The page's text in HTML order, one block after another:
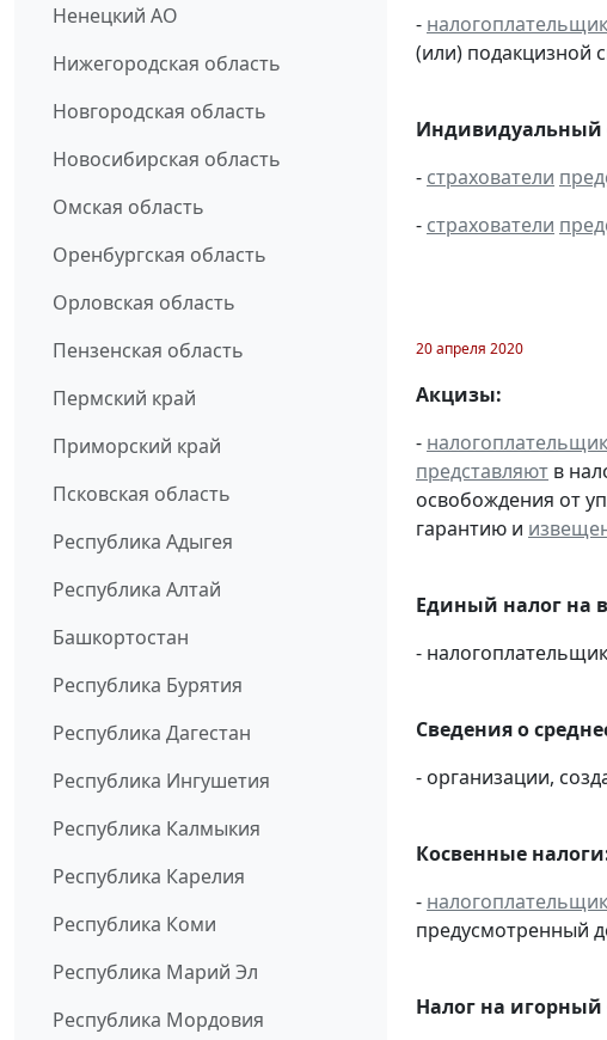
Ненецкий АО
Нижегородская область
Новгородская область
Новосибирская область
Омская область
Оренбургская область
Орловская область
Пензенская область
Пермский край
Приморский край
Псковская область
Республика Адыгея
Республика Алтай
Башкортостан
Республика Бурятия
Республика Дагестан
Республика Ингушетия
Республика Калмыкия
Республика Карелия
Республика Коми
Республика Марий Эл
Республика Мордовия
-
(или) подакцизной
Индивидуальный
- страхователи
- страхователи
20 апреля 2020
Акцизы:
-
представляют в
освобождения от
гарантию и
Единый налог на
-
Сведения о
- организации,
Косвенные
-
предусмотренный
Налог на игорный